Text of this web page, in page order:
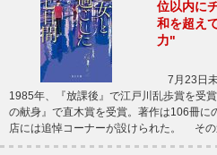
位以内に
和を超え
力"
7月23日未
1985年、『放課後』で江戸川乱歩賞を受
の献身』で直木賞を受賞。著作は106冊に
店には追悼コーナーが設けられた。 そ